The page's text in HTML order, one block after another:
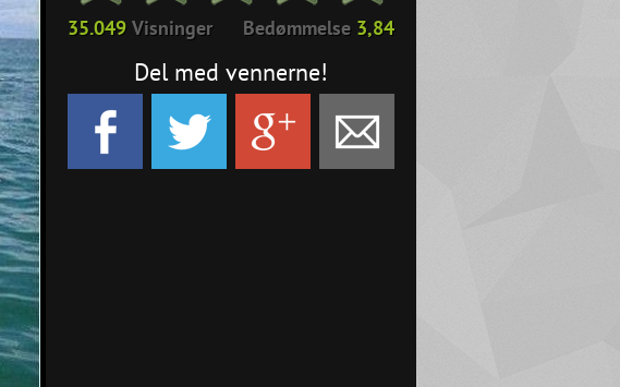
35.049 Visninger Bedømmelse 3,84
Del med vennerne!